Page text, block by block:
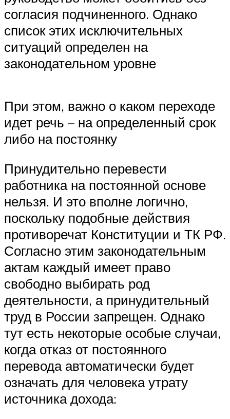
согласия подчиненного. Однако
список этих исключительных
ситуаций определен на
законодательном уровне
При этом, важно о каком переходе
идет речь – на определенный срок
либо на постоянку
Принудительно перевести
работника на постоянной основе
нельзя. И это вполне логично,
поскольку подобные действия
противоречат Конституции и ТК РФ.
Согласно этим законодательным
актам каждый имеет право
свободно выбирать род
деятельности, а принудительный
труд в России запрещен. Однако
тут есть некоторые особые случаи,
когда отказ от постоянного
перевода автоматически будет
означать для человека утрату
источника дохода: